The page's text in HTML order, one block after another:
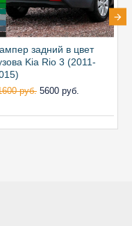
задний в цвет
Kia Rio 3 (2011-
руб. 5600 руб.